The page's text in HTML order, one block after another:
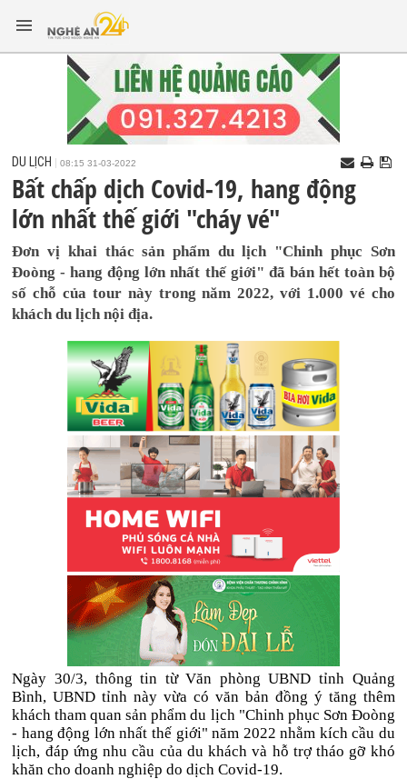
DU LỊCH 08:15 31-03-2022
Bất chấp dịch Covid-19, hang động
lớn nhất thế giới "cháy vé"
Đơn vị khai thác sản phẩm du lịch "Chinh phục Sơn
Đoòng - hang động lớn nhất thế giới" đã bán hết toàn bộ
số chỗ của tour này trong năm 2022, với 1.000 vé cho
khách du lịch nội địa.
Ngày 30/3, thông tin từ Văn phòng UBND tỉnh Quảng
Bình, UBND tỉnh này vừa có văn bản đồng ý tăng thêm
khách tham quan sản phẩm du lịch "Chinh phục Sơn Đoòng
- hang động lớn nhất thế giới" năm 2022 nhằm kích cầu du
lịch, đáp ứng nhu cầu của du khách và hỗ trợ tháo gỡ khó
khăn cho doanh nghiệp do dịch Covid-19.